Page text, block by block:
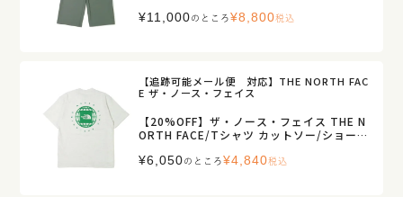
¥11,000 のところ¥8,800税込
【追跡可能メール便 対応】THE NORTH FAC
E ザ・ノース・フェイス
【20%OFF】ザ・ノース・フェイス THE N
ORTH FACE/Tシャツ カットソー/ショート
3/レディース【正規取扱】
¥6,050 のところ¥4,840税込